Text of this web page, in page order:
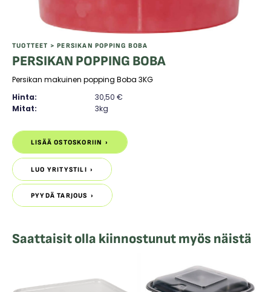
TUOTTEET > PERSIKAN POPPING BOBA
PERSIKAN POPPING BOBA
Persikan makuinen popping Boba 3KG
Hinta:
30,50€
Mitat:
3kg
PERSIKAN
POPPING
BOBA
määrä
LISÄÄ OSTOSKORIIN
LISÄÄ OSTOSKORIIN
LUO YRITYSTILI
LUO YRITYSTILI
PYYDÄ TARJOUS
PYYDÄ TARJOUS
Saattaisit olla kiinnostunut myös näistä